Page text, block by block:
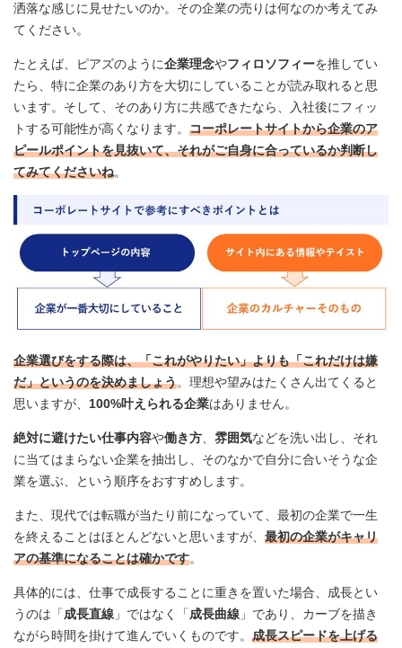
洒落な感じに見せたいのか。その企業の売りは何なのか考えてみ
てください。
たとえば、ピアズのように企業理念やフィロソフィーを推してい
たら、特に企業のあり方を大切にしていることが読み取れると思
います。そして、そのあり方に共感できたなら、入社後にフィッ
トする可能性が高くなります。 コーポレートサイトから企業のア
ピールポイントを見抜いて、それがご自身に合っているか判断し
てみてくださいね。
企業選びをする際は、「これがやりたい」よりも「これだけは嫌
だ」というのを決めましょう。理想や望みはたくさん出てくると
思いますが、 100%叶えられる企業はありません。
絶対に避けたい仕事内容や働き方 雰囲気などを洗い出し、それ
に当てはまらない企業を抽出し、そのなかで自分に合いそうな企
業を選ぶ、という順序をおすすめします。
また、現代では転職が当たり前になっていて、最初の企業で一生
を終えることはほとんどないと思いますが、 最初の企業がキャリ
アの基準になることは確かです。
具体的には、仕事で成長することに重きを置いた場合、成長とい
うのは「成長直線 」ではなく「成長曲線 」であり、カーブを描き
ながら時間を掛けて進んでいくものです。 成長スピードを上げる